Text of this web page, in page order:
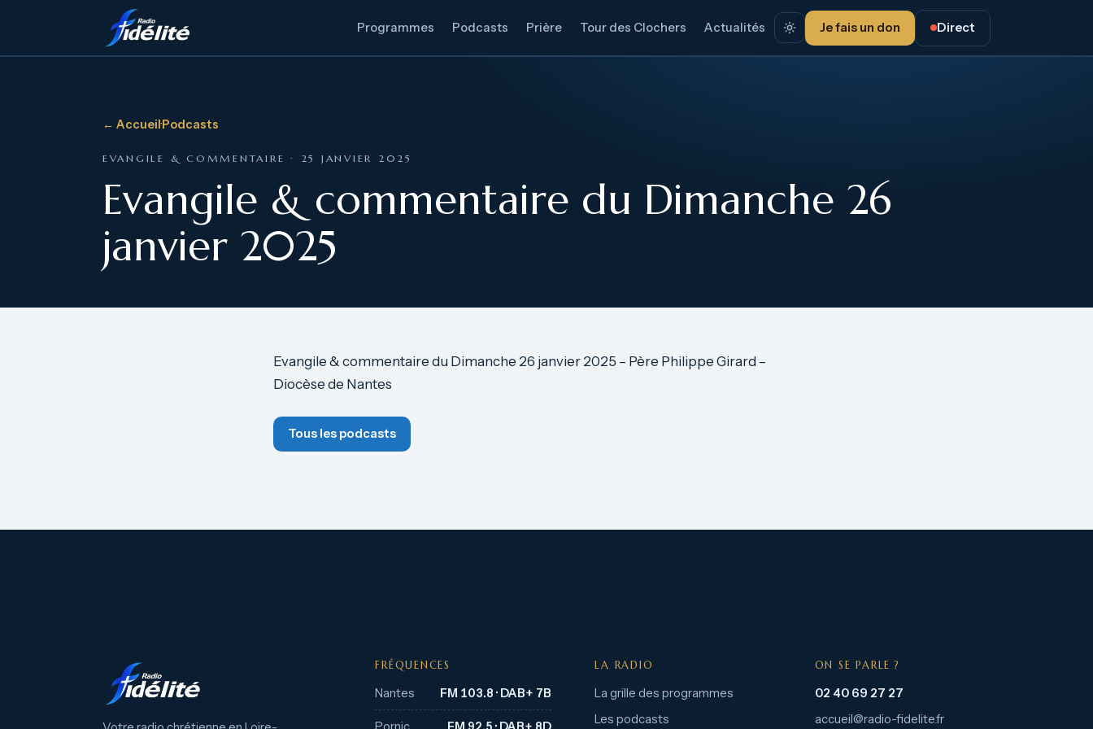
Programmes Podcasts Prière Tour des Clochers Actualités Je fais un don Direct
← Accueil·Podcasts
EVANGILE & COMMENTAIRE · 25 JANVIER 2025
Evangile & commentaire du Dimanche 26
janvier 2025
Evangile & commentaire du Dimanche 26 janvier 2025 – Père Philippe Girard –
Diocèse de Nantes
Tous les podcasts
FRÉQUENCES
Nantes FM 103.8 · DAB+ 7B
LA RADIO
La grille des programmes
Les podcasts
ON SE PARLE ?
02 40 69 27 27
accueil@radio-fidelite.fr